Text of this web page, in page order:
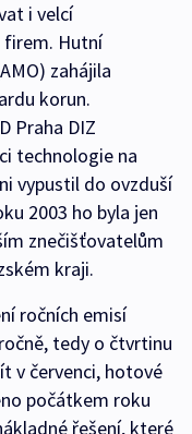
i velcí
firem. Hutní
zahájila
korun.
Praha DIZ
technologie na
vypustil do ovzduší
2003 ho byla jen
znečišťovatelům
kraji.
ročních emisí
tedy o čtvrtinu
v červenci, hotové
počátkem roku
řešení, které